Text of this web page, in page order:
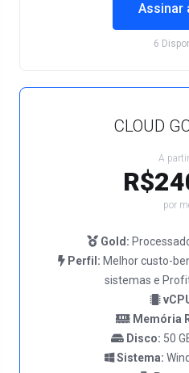
Assinar
6
CLOUD
A
por
Gold:
Perfil: Melhor custo-
sistemas e
Memória
Disco: 50
Sistema: